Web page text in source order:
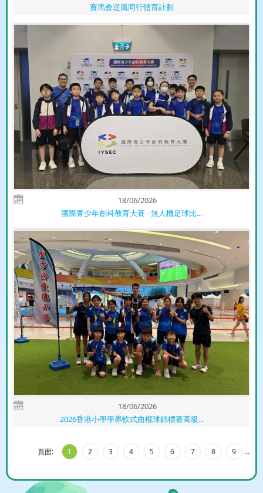
賽馬會逆風同行體育計劃
18/06/2026
國際青少年創科教育大賽 - 無人機足球比...
18/06/2026
2026香港小學學界軟式曲棍球錦標賽高級...
頁面: 1 2 3 4 5 6 7 8 9 …